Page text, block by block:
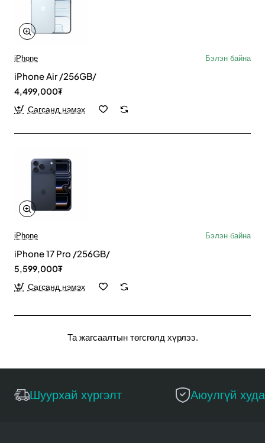
iPhone Бэлэн байна
iPhone Air /256GB/
4,499,000₮
Сагсанд нэмэх
iPhone Бэлэн байна
iPhone 17 Pro /256GB/
5,599,000₮
Сагсанд нэмэх
Та жагсаалтын төгсгөлд хүрлээ.
Шуурхай хүргэлт Аюулгүй